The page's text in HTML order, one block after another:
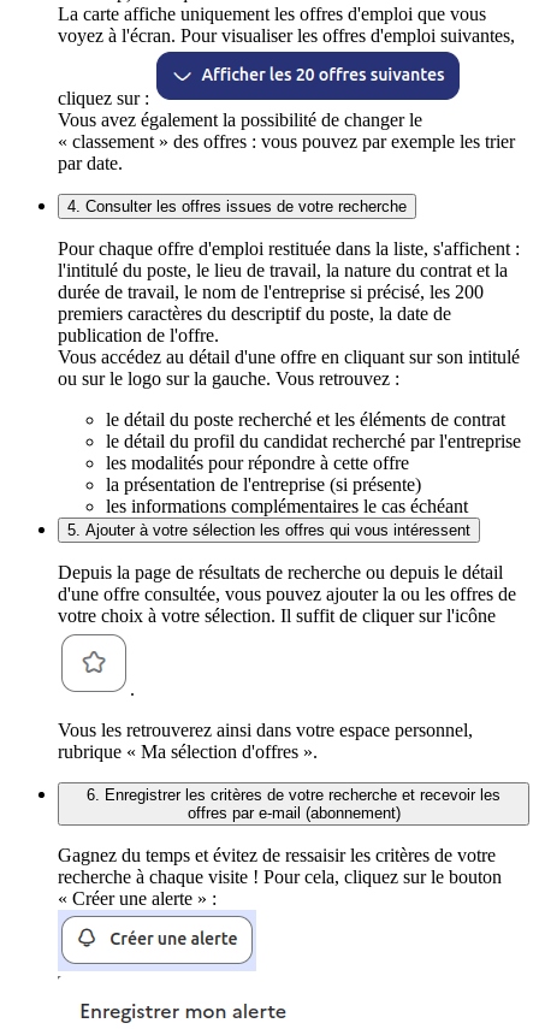
La carte affiche uniquement les offres d'emploi que vous
voyez à l'écran. Pour visualiser les offres d'emploi suivantes,
cliquez sur :
Vous avez également la possibilité de changer le
« classement » des offres : vous pouvez par exemple les trier
par date.
4. Consulter les offres issues de votre recherche
Pour chaque offre d'emploi restituée dans la liste, s'affichent :
l'intitulé du poste, le lieu de travail, la nature du contrat et la
durée de travail, le nom de l'entreprise si précisé, les 200
premiers caractères du descriptif du poste, la date de
publication de l'offre.
Vous accédez au détail d'une offre en cliquant sur son intitulé
ou sur le logo sur la gauche. Vous retrouvez :
le détail du poste recherché et les éléments de contrat
le détail du profil du candidat recherché par l'entreprise
les modalités pour répondre à cette offre
la présentation de l'entreprise (si présente)
les informations complémentaires le cas échéant
5. Ajouter à votre sélection les offres qui vous intéressent
Depuis la page de résultats de recherche ou depuis le détail
d'une offre consultée, vous pouvez ajouter la ou les offres de
votre choix à votre sélection. Il suffit de cliquer sur l'icône
.
Vous les retrouverez ainsi dans votre espace personnel,
rubrique « Ma sélection d'offres ».
6. Enregistrer les critères de votre recherche et recevoir les
offres par e-mail (abonnement)
Gagnez du temps et évitez de ressaisir les critères de votre
recherche à chaque visite ! Pour cela, cliquez sur le bouton
« Créer une alerte » :